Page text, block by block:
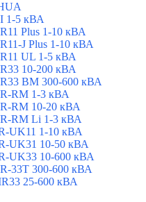
1-5 кВА
Plus 1-10 кВА
J Plus 1-10 кВА
UL 1-5 кВА
10-200 кВА
BM 300-600 кВА
RM 1-3 кВА
RM 10-20 кВА
RM Li 1-3 кВА
UK11 1-10 кВА
UK31 10-50 кВА
UK33 10-600 кВА
33T 300-600 кВА
25-600 кВА